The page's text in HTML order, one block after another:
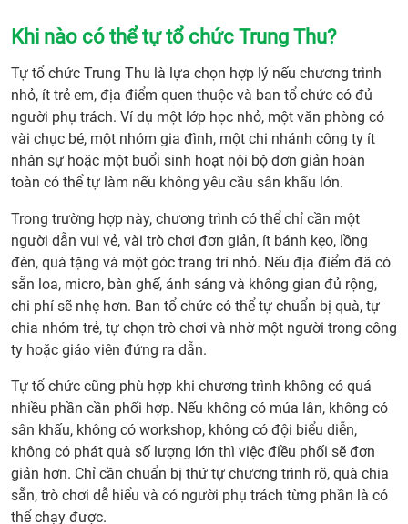
Khi nào có thể tự tổ chức Trung Thu?
Tự tổ chức Trung Thu là lựa chọn hợp lý nếu chương trình
nhỏ, ít trẻ em, địa điểm quen thuộc và ban tổ chức có đủ
người phụ trách. Ví dụ một lớp học nhỏ, một văn phòng có
vài chục bé, một nhóm gia đình, một chi nhánh công ty ít
nhân sự hoặc một buổi sinh hoạt nội bộ đơn giản hoàn
toàn có thể tự làm nếu không yêu cầu sân khấu lớn.
Trong trường hợp này, chương trình có thể chỉ cần một
người dẫn vui vẻ, vài trò chơi đơn giản, ít bánh kẹo, lồng
đèn, quà tặng và một góc trang trí nhỏ. Nếu địa điểm đã có
sẵn loa, micro, bàn ghế, ánh sáng và không gian đủ rộng,
chi phí sẽ nhẹ hơn. Ban tổ chức có thể tự chuẩn bị quà, tự
chia nhóm trẻ, tự chọn trò chơi và nhờ một người trong công
ty hoặc giáo viên đứng ra dẫn.
Tự tổ chức cũng phù hợp khi chương trình không có quá
nhiều phần cần phối hợp. Nếu không có múa lân, không có
sân khấu, không có workshop, không có đội biểu diễn,
không có phát quà số lượng lớn thì việc điều phối sẽ đơn
giản hơn. Chỉ cần chuẩn bị thứ tự chương trình rõ, quà chia
sẵn, trò chơi dễ hiểu và có người phụ trách từng phần là có
thể chạy được.